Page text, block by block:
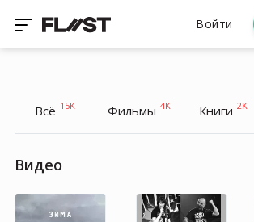
Войти
Всё 15K Фильмы 4K Книги 2K
Видео